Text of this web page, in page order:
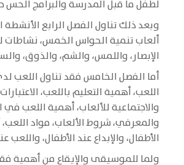
لطفل ما قبل المدرسة والبرامج الحس
وبعد ذلك تناول الفصل الرابع
ألعاب تنمية الحواس الخمس، نشاطات
الإبصار، واللمس، والشم، والذوق،
أما الفصل الخامس فقد تناول اللعب
اللعب، أهمية التعليم باللعب،
والاجتماعية للألعاب، أهمية اللعب
والمعرفي، شروط الألعاب، مواد
الأطفال، والإبداع عند الأطفال، واللعب
ولما للموسيقى والإيقاع من أهمية